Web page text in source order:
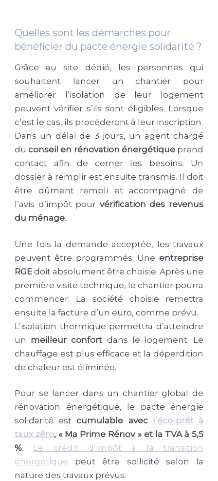
Quelles sont les démarches pour
bénéficier du pacte énergie solidarité ?
Grâce au site dédié, les personnes qui
souhaitent lancer un chantier pour
améliorer l’isolation de leur logement
peuvent vérifier s’ils sont éligibles. Lorsque
c’est le cas, ils procéderont à leur inscription.
Dans un délai de 3 jours, un agent chargé
du conseil en rénovation énergétiqueprend
contact afin de cerner les besoins. Un
dossier à remplir est ensuite transmis. Il doit
être dûment rempli et accompagné de
l’avis d’impôt pour vérification des revenus
du ménage.
Une fois la demande acceptée, les travaux
peuvent être programmés. Une entreprise
RGE doit absolument être choisie. Après une
première visite technique, le chantier pourra
commencer. La société choisie remettra
ensuite la facture d’un euro, comme prévu.
L’isolation thermique permettra d’atteindre
un meilleur confort dans le logement. Le
chauffage est plus efficace et la déperdition
de chaleur est éliminée.
Pour se lancer dans un chantier global de
rénovation énergétique, le pacte énergie
solidarité est cumulable avec
l’éco-prêt à
taux zéro, « Ma Prime Rénov » et la TVA à 5,5
%. Le crédit d’impôt à la transition
énergétique peut être sollicité selon la
nature des travaux prévus.